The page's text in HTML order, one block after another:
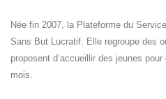
Née fin 2007, la Plateforme du
Sans But Lucratif. Elle regroupe des
proposent d’accueillir des jeunes
mois.